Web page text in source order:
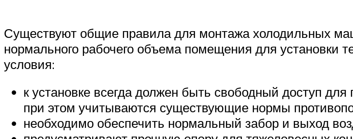
Существуют общие правила для монтажа холодильных
нормального рабочего объема помещения для
условия:
к установке всегда должен быть свободный доступ
при этом учитываются существующие нормы
необходимо обеспечить нормальный забор и выход